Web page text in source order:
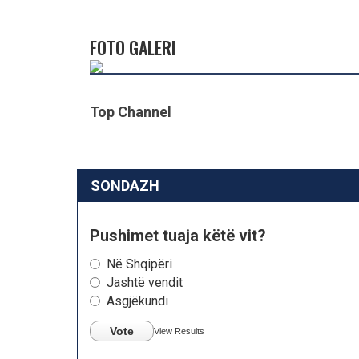
FOTO GALERI
Top Channel
SONDAZH
Pushimet tuaja këtë vit?
Në Shqipëri
Jashtë vendit
Asgjëkundi
Vote View Results